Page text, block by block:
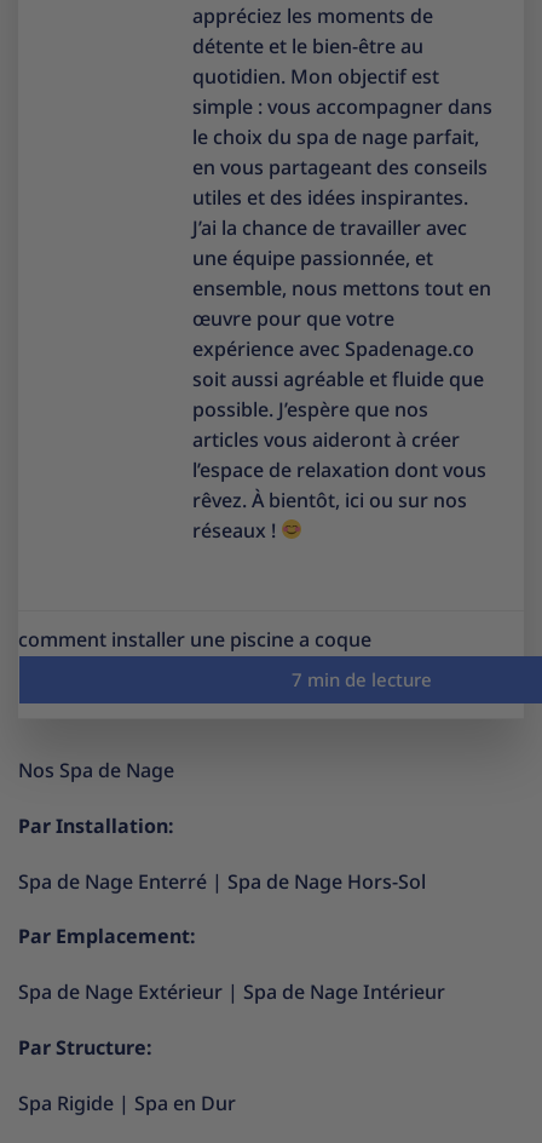
appréciez les moments de
détente et le bien-être au
quotidien. Mon objectif est
simple : vous accompagner dans
le choix du spa de nage parfait,
en vous partageant des conseils
utiles et des idées inspirantes.
J’ai la chance de travailler avec
une équipe passionnée, et
ensemble, nous mettons tout en
œuvre pour que votre
expérience avec Spadenage.co
soit aussi agréable et fluide que
possible. J’espère que nos
articles vous aideront à créer
l’espace de relaxation dont vous
rêvez. À bientôt, ici ou sur nos
réseaux !
comment installer une piscine a coque
Nos Spa de Nage
Par Installation:
Spa de Nage Enterré | Spa de Nage Hors-Sol
Par Emplacement:
Spa de Nage Extérieur | Spa de Nage Intérieur
Par Structure:
Spa Rigide | Spa en Dur